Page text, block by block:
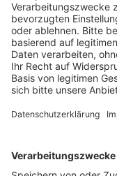
eingeschränkt
Veröffentlicht:
Anzeige
erreicht werden,
finden die Kinder